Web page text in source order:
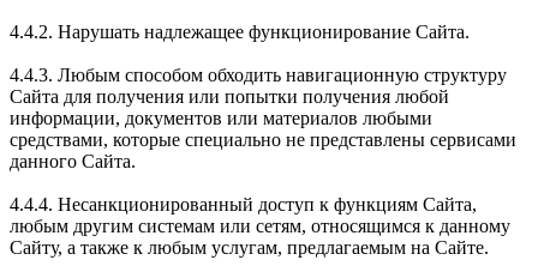
4.4.2. Нарушать надлежащее функционирование Сайта.
4.4.3. Любым способом обходить навигационную структуру
Сайта для получения или попытки получения любой
информации, документов или материалов любыми
средствами, которые специально не представлены сервисами
данного Сайта.
4.4.4. Несанкционированный доступ к функциям Сайта,
любым другим системам или сетям, относящимся к данному
Сайту, а также к любым услугам, предлагаемым на Сайте.